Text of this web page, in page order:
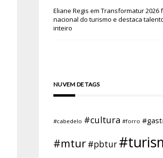
Eliane Regis em Transformatur 2026
nacional do turismo e destaca
inteiro
NUVEM DE TAGS
#cabedelo #cultura #forro
#mtur #pbtur